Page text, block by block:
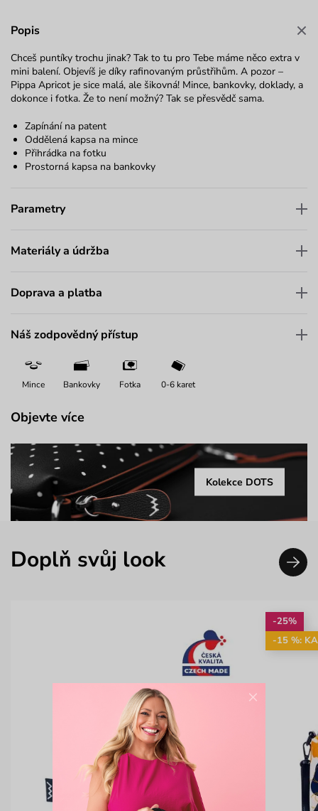
Popis
Chceš puntíky trochu jinak? Tak to tu pro Tebe máme něco extra v
mini balení. Objevíš je díky rafinovaným průstřihům. A pozor –
Pippa Apricot je sice malá, ale šikovná! Mince, bankovky, doklady, a
dokonce i fotka. Že to není možný? Tak se přesvědč sama.
Zapínání na patent
Oddělená kapsa na mince
Přihrádka na fotku
Prostorná kapsa na bankovky
Parametry
Materiály a údržba
Doprava a platba
Náš zodpovědný přístup
Mince Bankovky Fotka 0-6 karet
Objevte více
Kolekce DOTS
Doplň svůj look
-25%
-15 %:
×